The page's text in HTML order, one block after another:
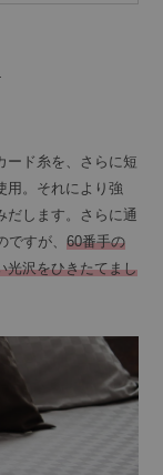
ード糸を、さらに短
用。それにより強
だします。さらに通
ですが、60番手の
光沢をひきたてまし